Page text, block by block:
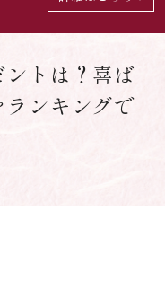
トは？喜ば
ンキングで